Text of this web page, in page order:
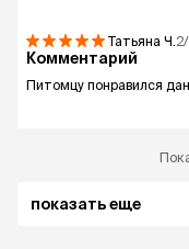
Татьяна Ч.
Комментарий
Питомцу понравился
показать еще